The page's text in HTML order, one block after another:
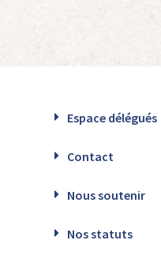
Espace délégués
Contact
Nous soutenir
Nos statuts